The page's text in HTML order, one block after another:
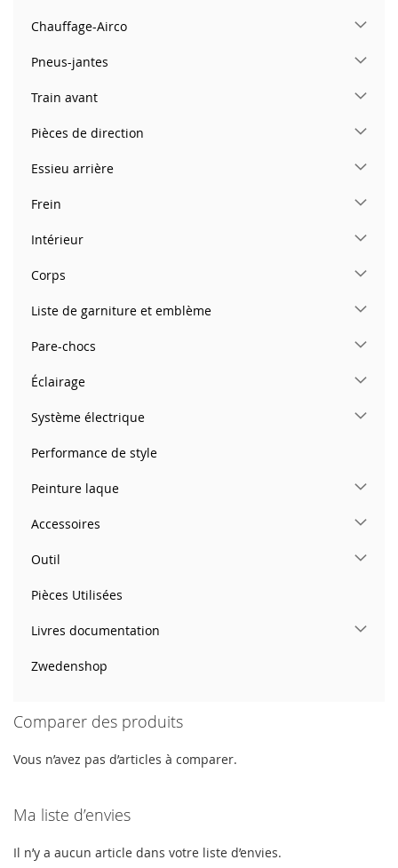
Chauffage-Airco
Pneus-jantes
Train avant
Pièces de direction
Essieu arrière
Frein
Intérieur
Corps
Liste de garniture et emblème
Pare-chocs
Éclairage
Système électrique
Performance de style
Peinture laque
Accessoires
Outil
Pièces Utilisées
Livres documentation
Zwedenshop
Comparer des produits
Vous n’avez pas d’articles à comparer.
Ma liste d’envies
Il n’y a aucun article dans votre liste d’envies.